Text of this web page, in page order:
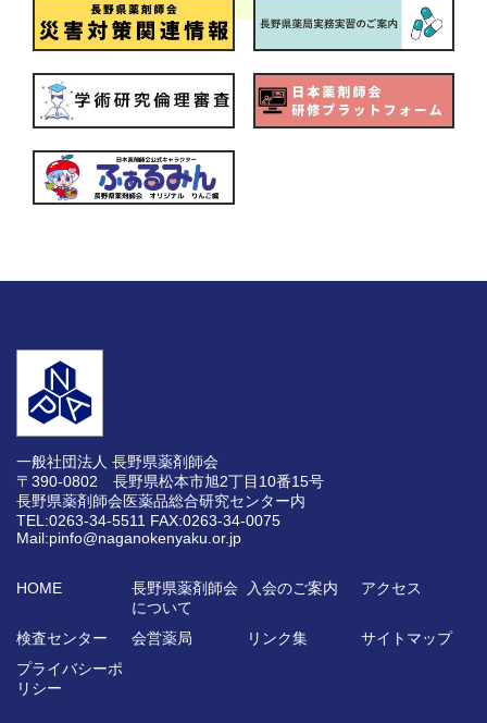
一般社団法人 長野県薬剤師会
〒390-0802 長野県松本市旭2丁目10番15号
長野県薬剤師会医薬品総合研究センター内
TEL:0263-34-5511 FAX:0263-34-0075
Mail:pinfo@naganokenyaku.or.jp
HOME
長野県薬剤師会
について
入会のご案内 アクセス
検査センター 会営薬局 リンク集
サイトマップ
プライバシーポ
リシー